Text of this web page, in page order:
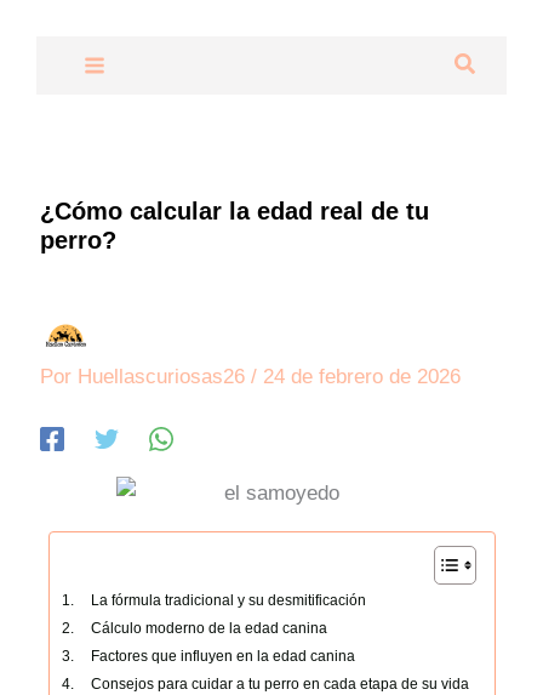
Buscar
¿Cómo calcular la edad real de tu
perro?
Por Huellascuriosas26/ 24 de febrero de 2026
La fórmula tradicional y su desmitificación
Cálculo moderno de la edad canina
Factores que influyen en la edad canina
Consejos para cuidar a tu perro en cada etapa de su vida